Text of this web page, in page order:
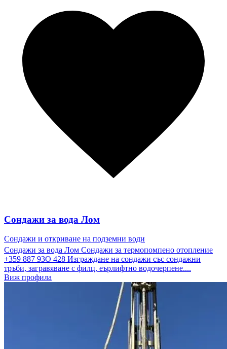
Сондажи за вода Лом
Сондажи и откриване на подземни води
Сондажи за вода Лом Сондажи за термопомпено отопление
+359 887 93O 428 Изграждане на сондажи със сондажни
тръби, загравяване с филц, еърлифтно водочерпене....
Виж профила